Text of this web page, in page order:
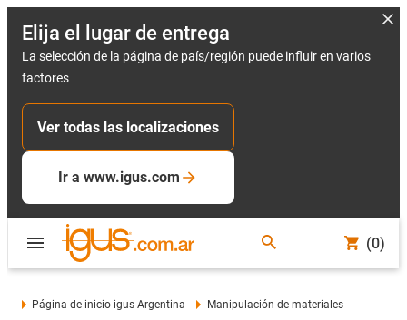
Elija el lugar de entrega
La selección de la página de país/región puede influir en varios
factores
Ver todas las localizaciones
Ir a www.igus.com
(0)
Página de inicio igus Argentina
Manipulación de materiales